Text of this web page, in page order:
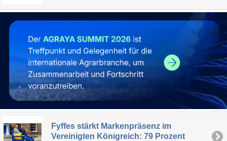
Fyffes stärkt Markenpräsenz im
Vereinigten Königreich: 79 Prozent